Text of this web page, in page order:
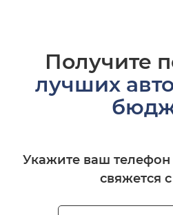
Получите
лучших
Укажите ваш
свяжется